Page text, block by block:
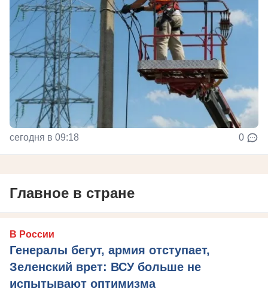
сегодня в 09:18 0
Главное в стране
В России
Генералы бегут, армия отступает,
Зеленский врет: ВСУ больше не
испытывают оптимизма